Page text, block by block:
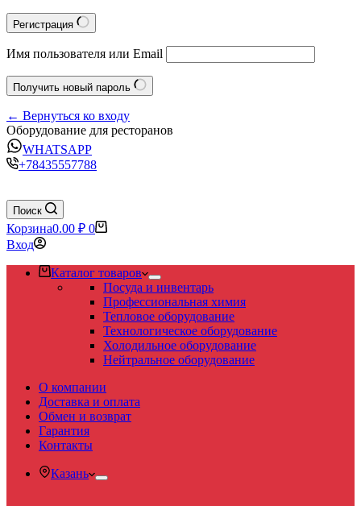
Регистрация
Имя пользователя или Email
Получить новый пароль
← Вернуться ко входу
Оборудование для ресторанов
WHATSAPP
+78435557788
Поиск
Корзина0.00 ₽ 0
Вход
Каталог товаров
Посуда и инвентарь
Профессиональная химия
Тепловое оборудование
Технологическое оборудование
Холодильное оборудование
Нейтральное оборудование
О компании
Доставка и оплата
Обмен и возврат
Гарантия
Контакты
Казань